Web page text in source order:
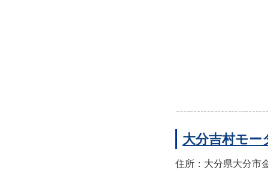
大分吉村モー
住所：大分県大分市